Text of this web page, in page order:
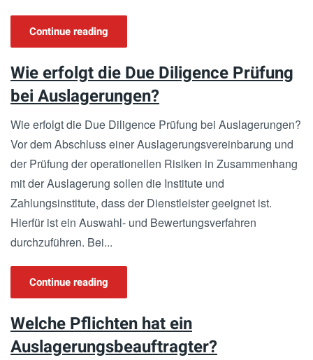
Continue reading
Wie erfolgt die Due Diligence Prüfung
bei Auslagerungen?
Wie erfolgt die Due Diligence Prüfung bei Auslagerungen?
Vor dem Abschluss einer Auslagerungsvereinbarung und
der Prüfung der operationellen Risiken in Zusammenhang
mit der Auslagerung sollen die Institute und
Zahlungsinstitute, dass der Dienstleister geeignet ist.
Hierfür ist ein Auswahl- und Bewertungsverfahren
durchzuführen. Bei...
Continue reading
Welche Pflichten hat ein
Auslagerungsbeauftragter?